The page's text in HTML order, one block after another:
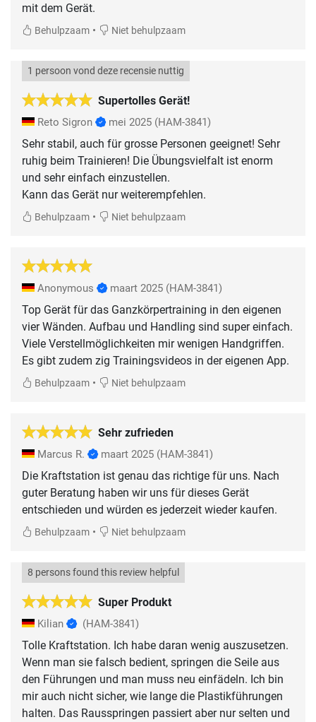
mit dem Gerät.
Behulpzaam • Niet behulpzaam
Supertolles Gerät!
1 persoon vond deze recensie nuttig
Reto Sigron mei 2025 (HAM-3841)
Sehr stabil, auch für grosse Personen geeignet! Sehr
ruhig beim Trainieren! Die Übungsvielfalt ist enorm
und sehr einfach einzustellen.
Kann das Gerät nur weiterempfehlen.
Behulpzaam • Niet behulpzaam
Anonymous maart 2025 (HAM-3841)
Top Gerät für das Ganzkörpertraining in den eigenen
vier Wänden. Aufbau und Handling sind super einfach.
Viele Verstellmöglichkeiten mir wenigen Handgriffen.
Es gibt zudem zig Trainingsvideos in der eigenen App.
Behulpzaam • Niet behulpzaam
Sehr zufrieden
Marcus R. maart 2025 (HAM-3841)
Die Kraftstation ist genau das richtige für uns. Nach
guter Beratung haben wir uns für dieses Gerät
entschieden und würden es jederzeit wieder kaufen.
Behulpzaam • Niet behulpzaam
Super Produkt
8 persons found this review helpful
Kilian (HAM-3841)
Tolle Kraftstation. Ich habe daran wenig auszusetzen.
Wenn man sie falsch bedient, springen die Seile aus
den Führungen und man muss neu einfädeln. Ich bin
mir auch nicht sicher, wie lange die Plastikführungen
halten. Das Rausspringen passiert aber nur selten und